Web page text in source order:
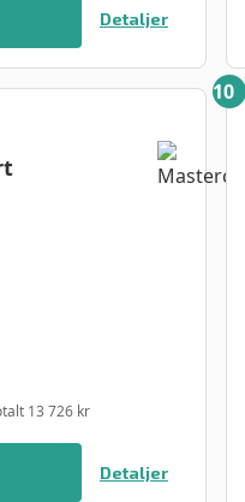
Detaljer
13 726 kr
Detaljer